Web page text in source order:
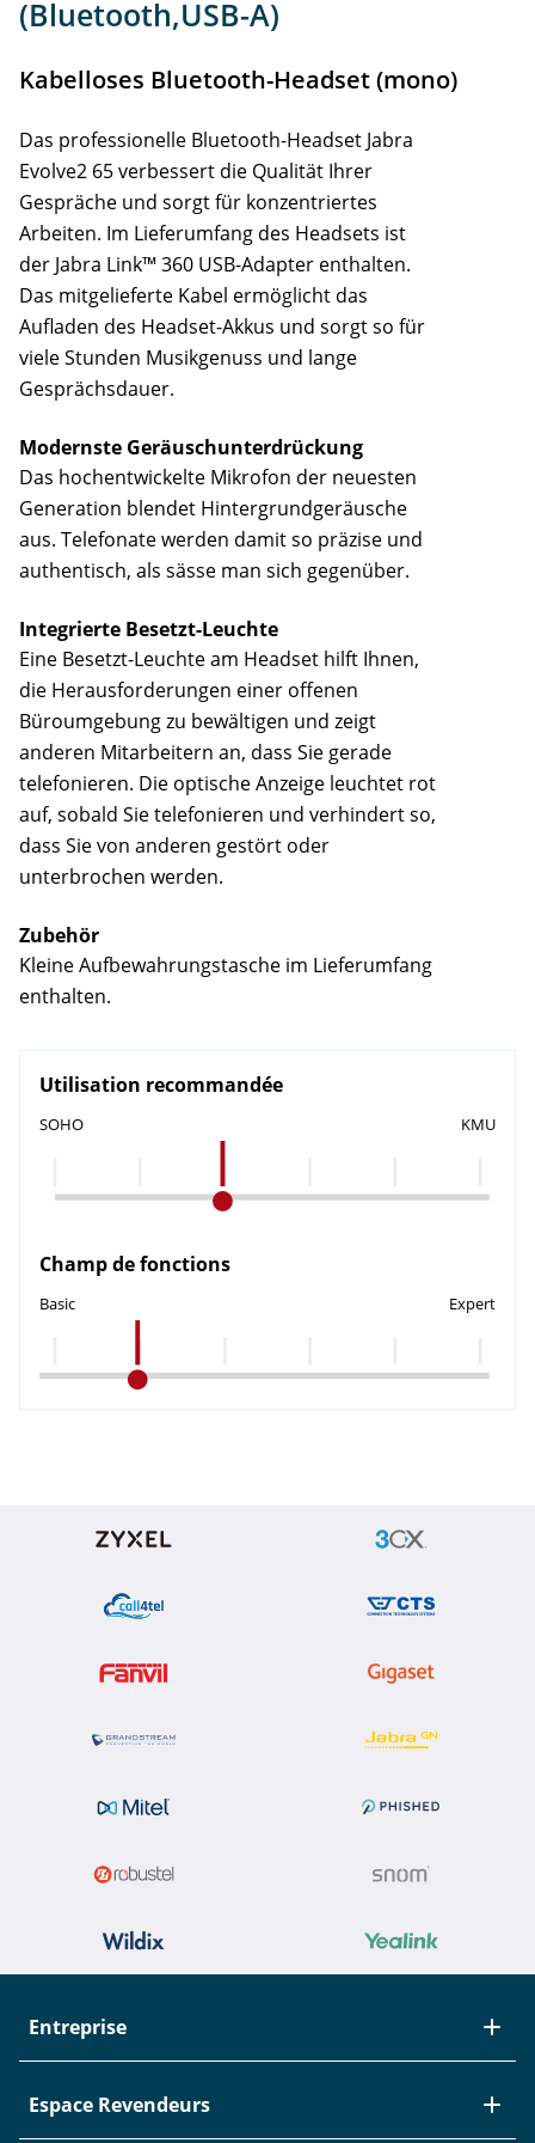
(Bluetooth,USB-A)
Kabelloses Bluetooth-Headset (mono)
Das professionelle Bluetooth-Headset Jabra
Evolve2 65 verbessert die Qualität Ihrer
Gespräche und sorgt für konzentriertes
Arbeiten. Im Lieferumfang des Headsets ist
der Jabra Link™ 360 USB-Adapter enthalten.
Das mitgelieferte Kabel ermöglicht das
Aufladen des Headset-Akkus und sorgt so für
viele Stunden Musikgenuss und lange
Gesprächsdauer.
Modernste Geräuschunterdrückung
Das hochentwickelte Mikrofon der neuesten
Generation blendet Hintergrundgeräusche
aus. Telefonate werden damit so präzise und
authentisch, als sässe man sich gegenüber.
Integrierte Besetzt-Leuchte
Eine Besetzt-Leuchte am Headset hilft Ihnen,
die Herausforderungen einer offenen
Büroumgebung zu bewältigen und zeigt
anderen Mitarbeitern an, dass Sie gerade
telefonieren. Die optische Anzeige leuchtet rot
auf, sobald Sie telefonieren und verhindert so,
dass Sie von anderen gestört oder
unterbrochen werden.
Zubehör
Kleine Aufbewahrungstasche im Lieferumfang
enthalten.
Utilisation recommandée
SOHO KMU
Champ de fonctions
Basic Expert
Entreprise
À propos de Studerus
Espace Revendeurs